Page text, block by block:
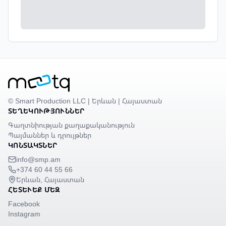
© Smart Production LLC | Երևան | Հայաստան
ՏԵՂԵԿՈՒԹՅՈՒՆՆԵՐ
Գաղտնիության քաղաքականություն
Պայմաններ և դրույթներ
ԿՈՆՏԱԿՏՆԵՐ
info@smp.am
+374 60 44 55 66
Երևան, Հայաստան
ՀԵՏԵՒԵՔ ՄԵԶ
Facebook
Instagram